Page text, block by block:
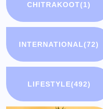
CHITRAKOOT(1)
INTERNATIONAL(72)
LIFESTYLE(492)